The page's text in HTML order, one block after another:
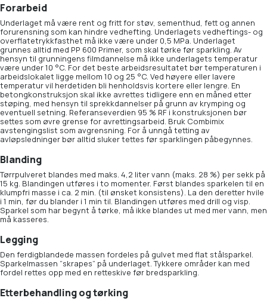
Forarbeid
Underlaget må være rent og fritt for støv, sementhud, fett og annen
forurensning som kan hindre vedhefting. Underlagets vedheftings- og
overflatetrykkfasthet må ikke være under 0,5 MPa. Underlaget
grunnes alltid med PP 600 Primer, som skal tørke før sparkling. Av
hensyn til grunningens filmdannelse må ikke underlagets temperatur
være under 10 °C. For det beste arbeidsresultatet bør temperaturen i
arbeidslokalet ligge mellom 10 og 25 °C. Ved høyere eller lavere
temperatur vil herdetiden bli henholdsvis kortere eller lengre. En
betongkonstruksjon skal ikke avrettes tidligere enn en måned etter
støping, med hensyn til sprekkdannelser på grunn av krymping og
eventuell setning. Referanseverdien 95 % RF i konstruksjonen bør
settes som øvre grense for avrettingsarbeid. Bruk Combimix
avstengingslist som avgrensning. For å unngå tetting av
avløpsledninger bør alltid sluker tettes før sparklingen påbegynnes.
Blanding
Tørrpulveret blandes med maks. 4,2 liter vann (maks. 28 %) per sekk på
15 kg. Blandingen utføres i to momenter. Først blandes sparkelen til en
klumpfri masse i ca. 2 min. (til ønsket konsistens). La den deretter hvile
i 1 min, før du blander i 1 min til. Blandingen utføres med drill og visp.
Sparkel som har begynt å tørke, må ikke blandes ut med mer vann, men
må kasseres.
Legging
Den ferdigblandede massen fordeles på gulvet med flat stålsparkel.
Sparkelmassen ”skrapes” på underlaget. Tykkere områder kan med
fordel rettes opp med en retteskive før bredsparkling.
Etterbehandling og tørking